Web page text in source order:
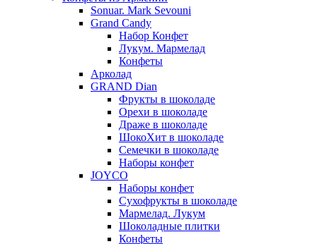
Sonuar. Mark Sevouni
Grand Candy
Набор Конфет
Лукум. Мармелад
Конфеты
Арколад
GRAND Dian
Фрукты в шоколаде
Орехи в шоколаде
Драже в шоколаде
ШокоХит в шоколаде
Семечки в шоколаде
Наборы конфет
JOYCO
Наборы конфет
Сухофрукты в шоколаде
Мармелад. Лукум
Шоколадные плитки
Конфеты